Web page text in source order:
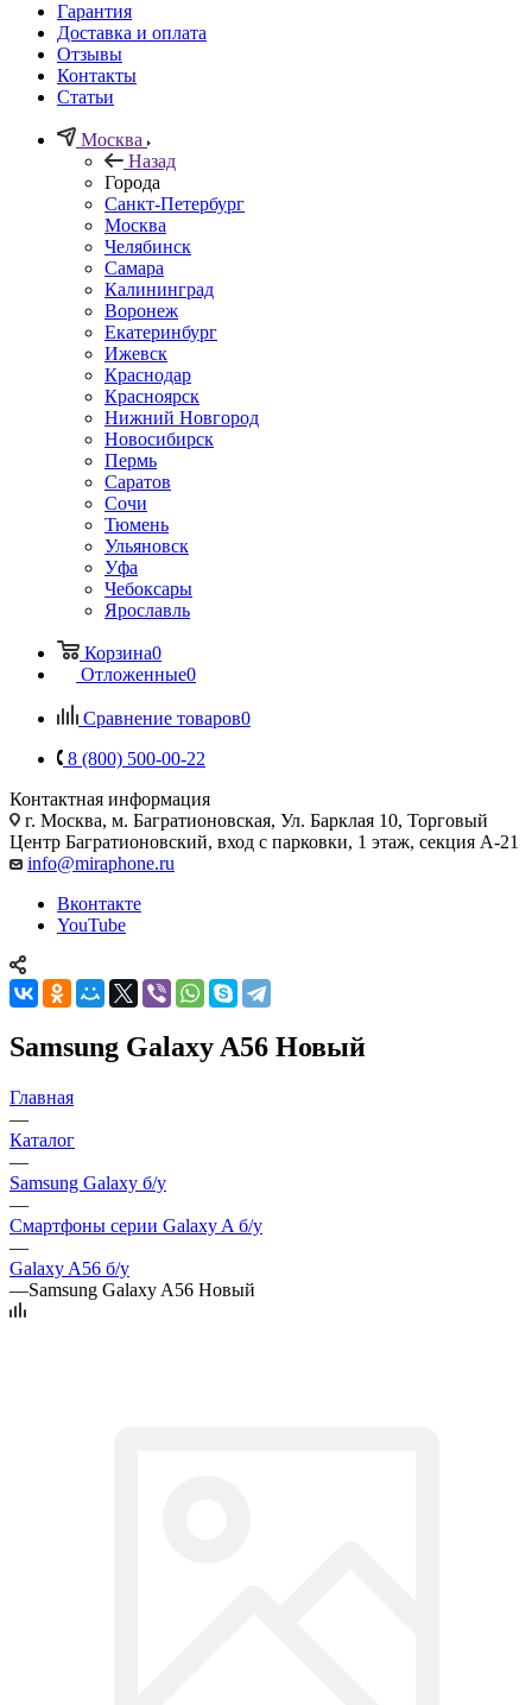
Гарантия
Доставка и оплата
Отзывы
Контакты
Статьи
Москва
Назад
Города
Санкт-Петербург
Москва
Челябинск
Самара
Калининград
Воронеж
Екатеринбург
Ижевск
Краснодар
Красноярск
Нижний Новгород
Новосибирск
Пермь
Саратов
Сочи
Тюмень
Ульяновск
Уфа
Чебоксары
Ярославль
Корзина0
Отложенные0
Сравнение товаров0
8 (800) 500-00-22
Контактная информация
г. Москва, м. Багратионовская, Ул. Барклая 10, Торговый
Центр Багратионовский, вход с парковки, 1 этаж, секция А-21
info@miraphone.ru
Вконтакте
YouTube
Samsung Galaxy A56 Новый
Главная
—
Каталог
—
Samsung Galaxy б/у
—
Смартфоны серии Galaxy A б/у
—
Galaxy A56 б/у
—Samsung Galaxy A56 Новый